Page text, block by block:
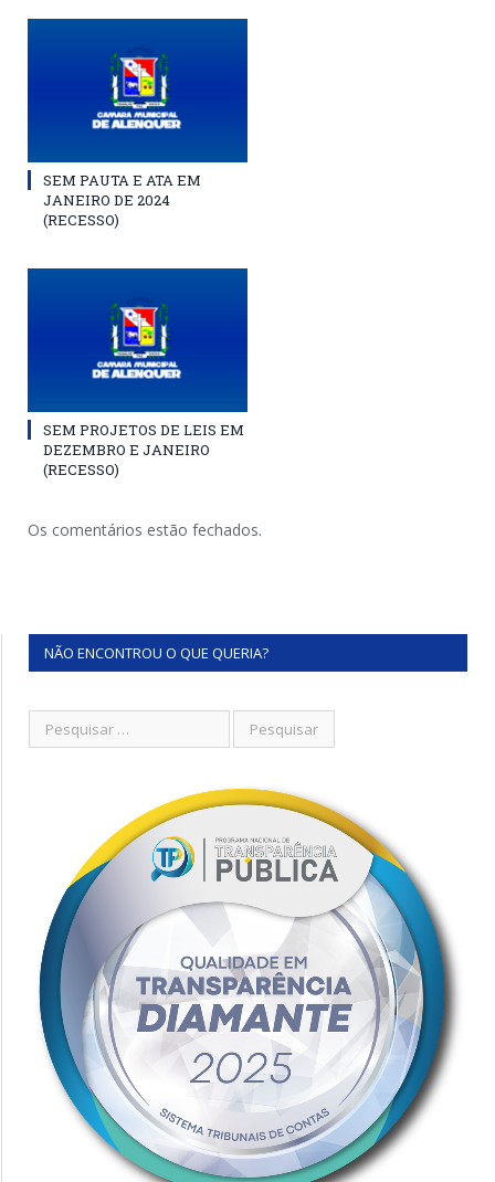
SEM PAUTA E ATA EM
JANEIRO DE 2024
(RECESSO)
SEM PROJETOS DE LEIS EM
DEZEMBRO E JANEIRO
(RECESSO)
Os comentários estão fechados.
NÃO ENCONTROU O QUE QUERIA?